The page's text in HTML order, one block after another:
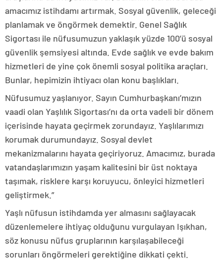
amacımız istihdamı artırmak. Sosyal güvenlik, geleceği
planlamak ve öngörmek demektir. Genel Sağlık
Sigortası ile nüfusumuzun yaklaşık yüzde 100’ü sosyal
güvenlik şemsiyesi altında. Evde sağlık ve evde bakım
hizmetleri de yine çok önemli sosyal politika araçları.
Bunlar, hepimizin ihtiyacı olan konu başlıkları.
Nüfusumuz yaşlanıyor. Sayın Cumhurbaşkanı’mızın
vaadi olan Yaşlılık Sigortası’nı da orta vadeli bir dönem
içerisinde hayata geçirmek zorundayız. Yaşlılarımızı
korumak durumundayız. Sosyal devlet
mekanizmalarını hayata geçiriyoruz. Amacımız, burada
vatandaşlarımızın yaşam kalitesini bir üst noktaya
taşımak, risklere karşı koruyucu, önleyici hizmetleri
geliştirmek.”
Yaşlı nüfusun istihdamda yer almasını sağlayacak
düzenlemelere ihtiyaç olduğunu vurgulayan Işıkhan,
söz konusu nüfus gruplarının karşılaşabileceği
sorunları öngörmeleri gerektiğine dikkati çekti.